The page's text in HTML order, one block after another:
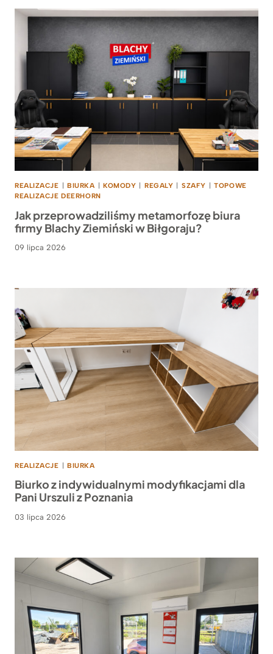
REALIZACJE BIURKA KOMODY REGALY SZAFY
TOPOWE
REALIZACJE DEERHORN
Jak przeprowadziliśmy metamorfozę biura
firmy Blachy Ziemiński w Biłgoraju?
09 lipca 2026
REALIZACJE BIURKA
Biurko z indywidualnymi modyfikacjami dla
Pani Urszuli z Poznania
03 lipca 2026